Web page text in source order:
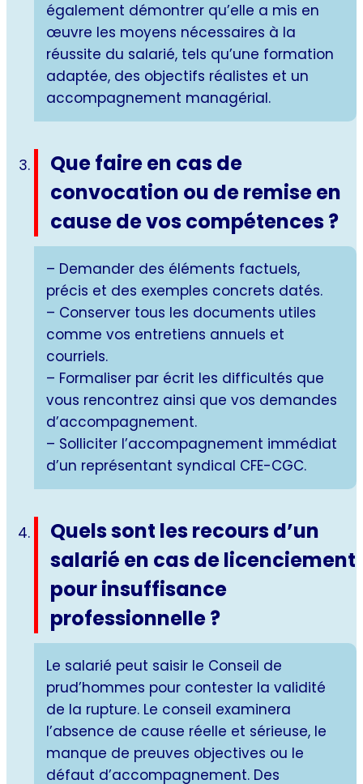
également démontrer qu’elle a mis en
œuvre les moyens nécessaires à la
réussite du salarié, tels qu’une formation
adaptée, des objectifs réalistes et un
accompagnement managérial.
Que faire en cas de
convocation ou de remise en
cause de vos compétences ?
– Demander des éléments factuels,
précis et des exemples concrets datés.
– Conserver tous les documents utiles
comme vos entretiens annuels et
courriels.
– Formaliser par écrit les difficultés que
vous rencontrez ainsi que vos demandes
d’accompagnement.
– Solliciter l’accompagnement immédiat
d’un représentant syndical CFE-CGC.
Quels sont les recours d’un
salarié en cas de licenciement
pour insuffisance
professionnelle ?
Le salarié peut saisir le Conseil de
prud’hommes pour contester la validité
de la rupture. Le conseil examinera
l’absence de cause réelle et sérieuse, le
manque de preuves objectives ou le
défaut d’accompagnement. Des